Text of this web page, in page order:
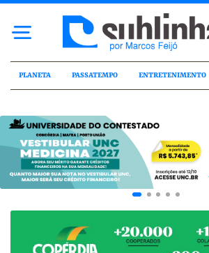
PLANETA PASSATEMPO ENTRETENIMENTO